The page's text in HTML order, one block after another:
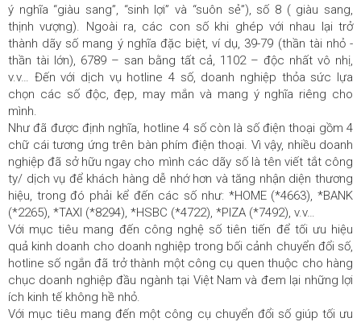
ý nghĩa “giàu sang”, “sinh lợi” và “suôn sẻ”), số 8 ( giàu sang,
thịnh vượng). Ngoài ra, các con số khi ghép với nhau lại trở
thành dãy số mang ý nghĩa đặc biệt, ví dụ, 39-79 (thần tài nhỏ -
thần tài lớn), 6789 – san bằng tất cả, 1102 – độc nhất vô nhị,
v.v… Đến với dịch vụ hotline 4 số, doanh nghiệp thỏa sức lựa
chọn các số độc, đẹp, may mắn và mang ý nghĩa riêng cho
mình.
Như đã được định nghĩa, hotline 4 số còn là số điện thoại gồm 4
chữ cái tương ứng trên bàn phím điện thoại. Vì vậy, nhiều doanh
nghiệp đã sở hữu ngay cho mình các dãy số là tên viết tắt công
ty/ dịch vụ để khách hàng dễ nhớ hơn và tăng nhận diện thương
hiệu, trong đó phải kể đến các số như: *HOME (*4663), *BANK
(*2265), *TAXI (*8294), *HSBC (*4722), *PIZA (*7492), v.v…
Với mục tiêu mang đến công nghệ số tiên tiến để tối ưu hiệu
quả kinh doanh cho doanh nghiệp trong bối cảnh chuyển đổi số,
hotline số ngắn đã trở thành một công cụ quen thuộc cho hàng
chục doanh nghiệp đầu ngành tại Việt Nam và đem lại những lợi
ích kinh tế không hề nhỏ.
Với mục tiêu mang đến một công cụ chuyển đổi số giúp tối ưu